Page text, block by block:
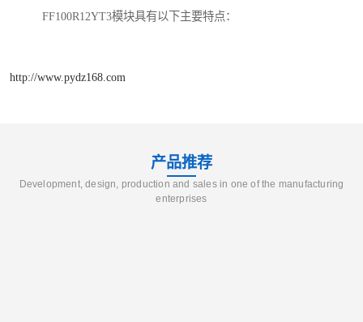
FF100R12YT3模块具有以下主要特点：
http://www.pydz168.com
产品推荐
Development, design, production and sales in one of the manufacturing
enterprises